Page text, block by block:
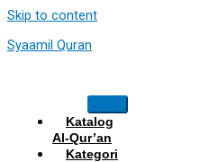
Skip to content
Syaamil Quran
Katalog
Al-Qur’an
Kategori